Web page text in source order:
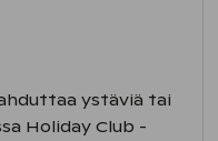
ystäviä tai
Holiday Club -